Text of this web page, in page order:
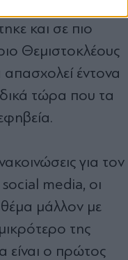
και σε πιο
Θεμιστοκλέους
έντονα
τώρα που τα
για τον
media, οι
μάλλον με
της
είναι ο πρώτος